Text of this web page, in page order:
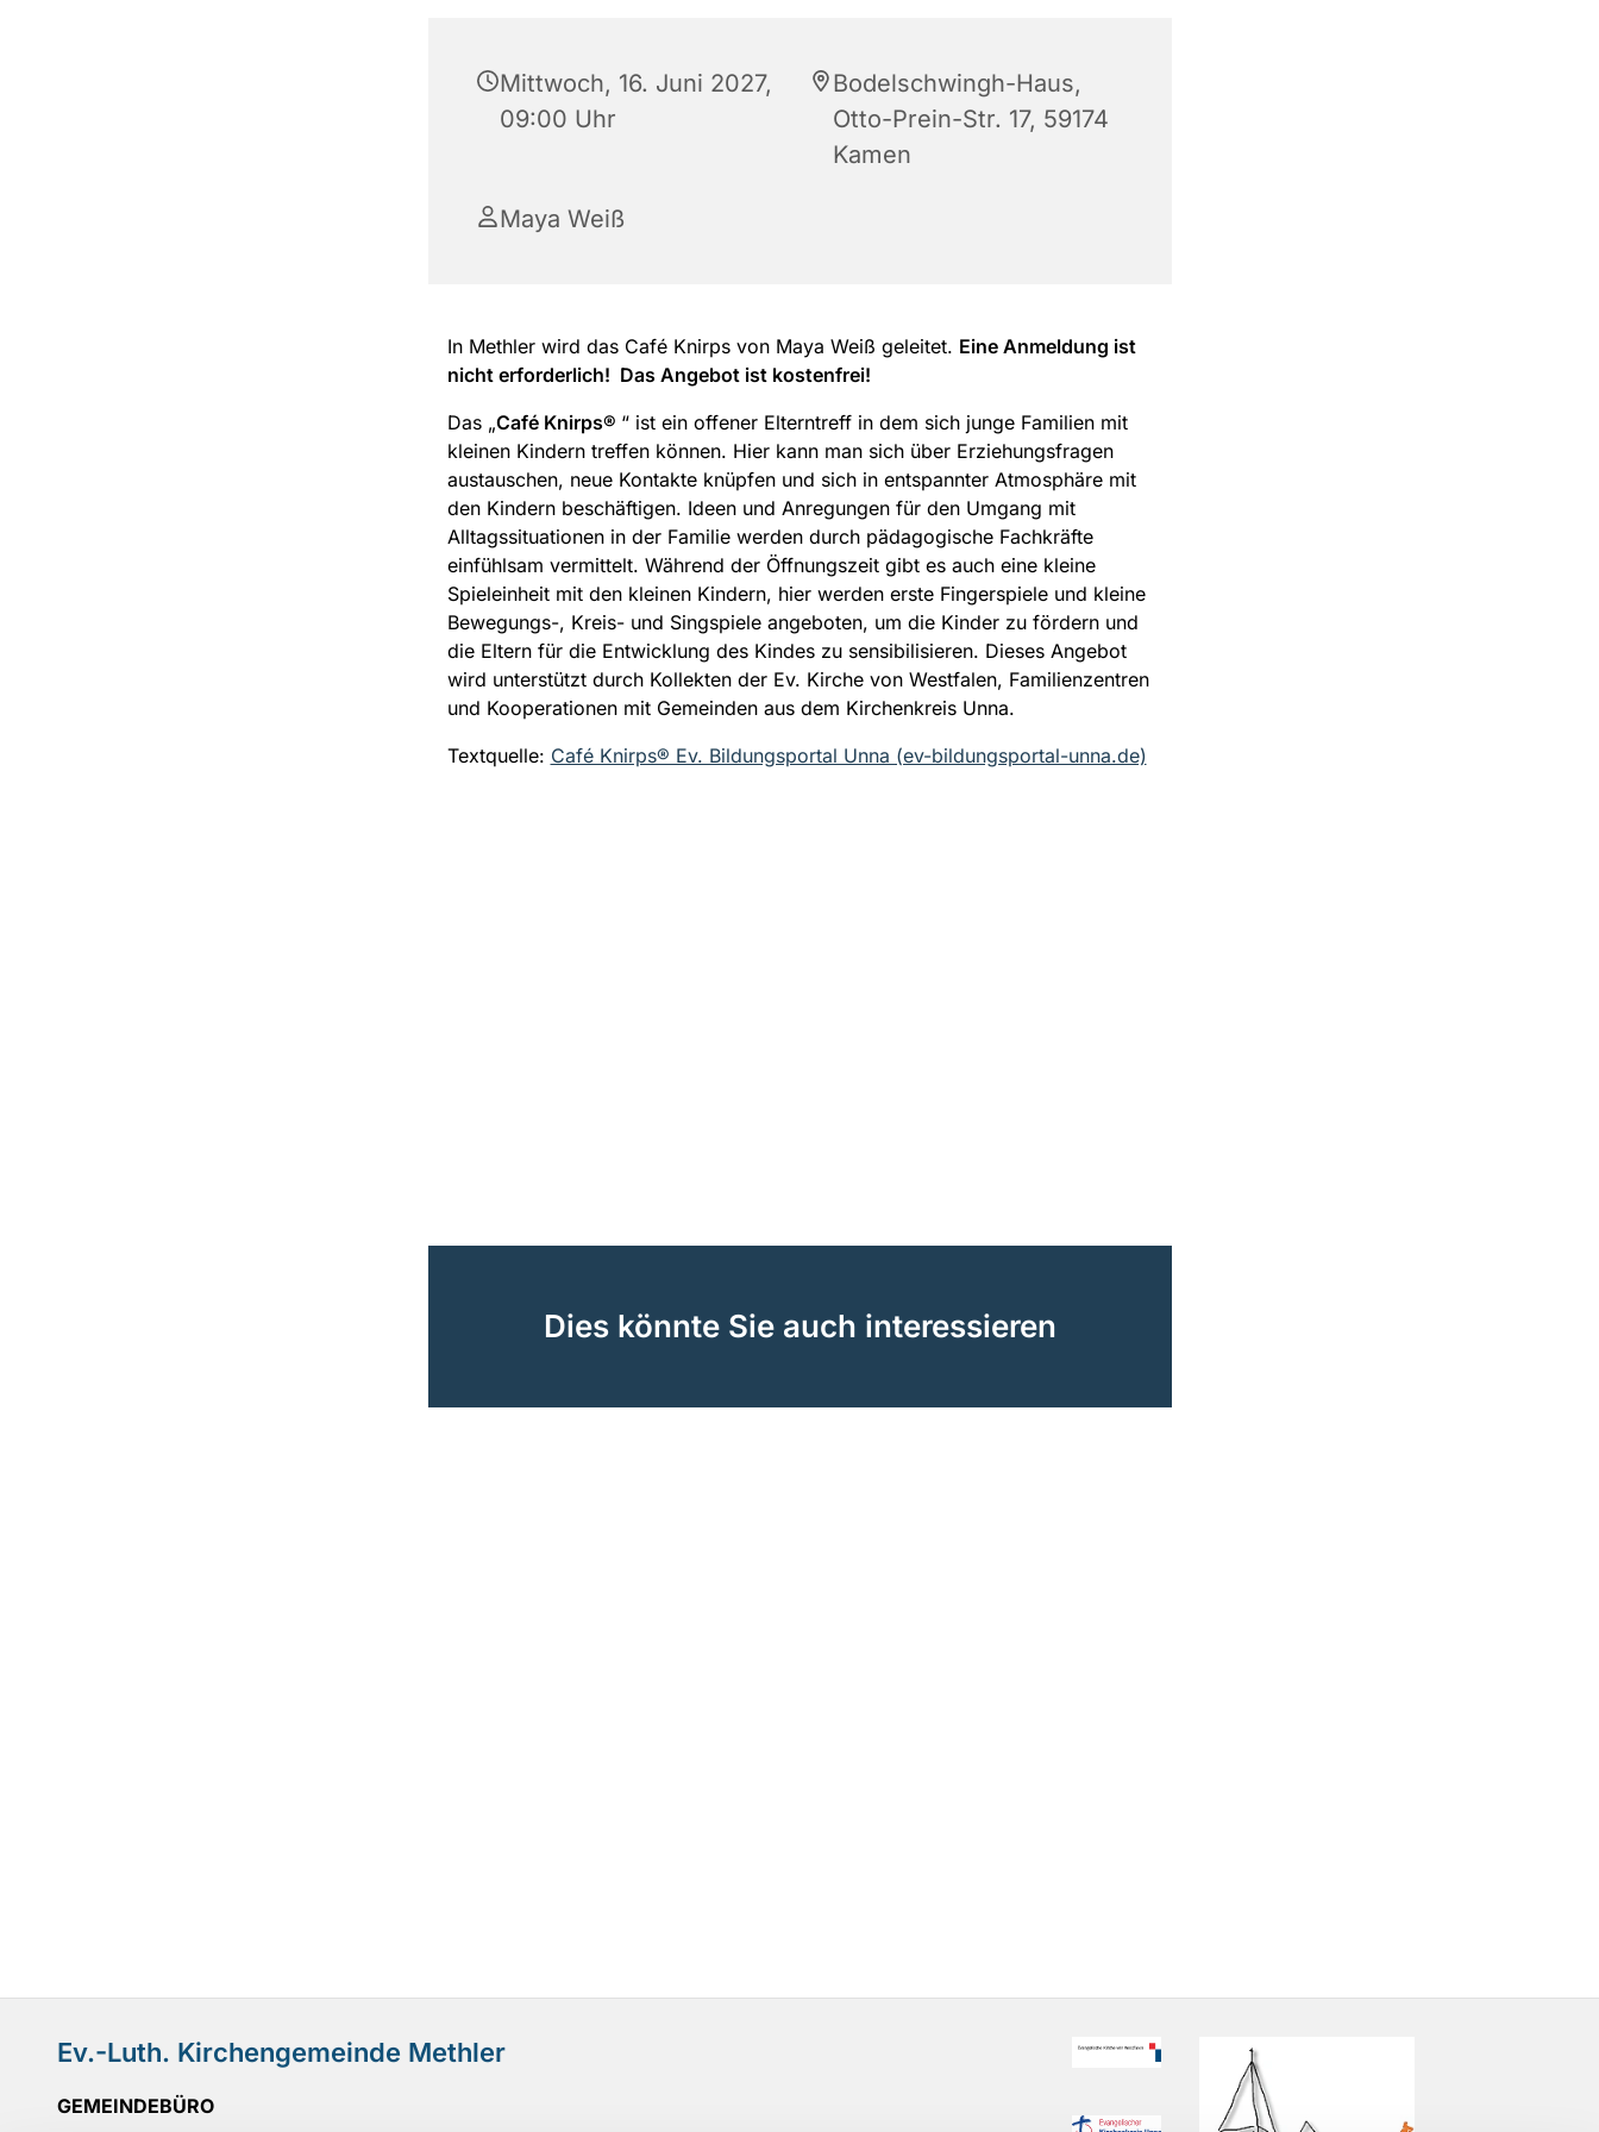
Mittwoch, 16. Juni 2027,
09:00 Uhr
Bodelschwingh-Haus,
Otto-Prein-Str. 17, 59174
Kamen
Maya Weiß
In Methler wird das Café Knirps von Maya Weiß geleitet. Eine Anmeldung ist
nicht erforderlich! Das Angebot ist kostenfrei!
Das „Café Knirps® “ ist ein offener Elterntreff in dem sich junge Familien mit
kleinen Kindern treffen können. Hier kann man sich über Erziehungsfragen
austauschen, neue Kontakte knüpfen und sich in entspannter Atmosphäre mit
den Kindern beschäftigen. Ideen und Anregungen für den Umgang mit
Alltagssituationen in der Familie werden durch pädagogische Fachkräfte
einfühlsam vermittelt. Während der Öffnungszeit gibt es auch eine kleine
Spieleinheit mit den kleinen Kindern, hier werden erste Fingerspiele und kleine
Bewegungs-, Kreis- und Singspiele angeboten, um die Kinder zu fördern und
die Eltern für die Entwicklung des Kindes zu sensibilisieren. Dieses Angebot
wird unterstützt durch Kollekten der Ev. Kirche von Westfalen, Familienzentren
und Kooperationen mit Gemeinden aus dem Kirchenkreis Unna.
Textquelle: Café Knirps® Ev. Bildungsportal Unna (ev-bildungsportal-unna.de)
Dies könnte Sie auch interessieren
Ev.-Luth. Kirchengemeinde Methler
GEMEINDEBÜRO